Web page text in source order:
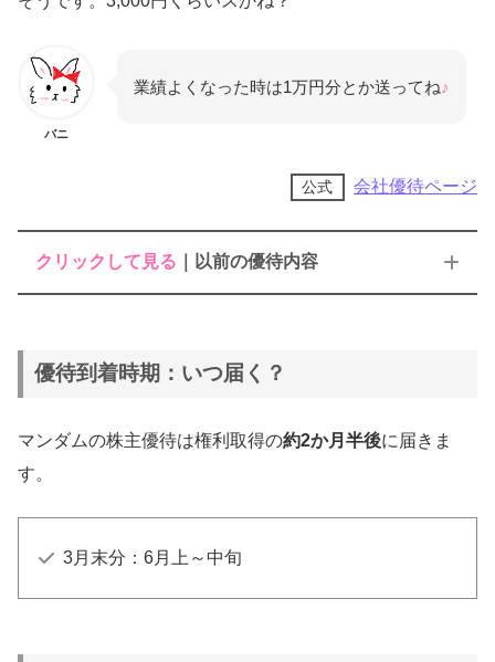
バニ
業績よくなった時は1万円分とか送ってね♪
公式 会社優待ページ
クリックして見る ｜以前の優待内容
自社商品詰め合わせ
優待到着時期：いつ届く？
マンダムの株主優待は権利取得の約2か月半後に届きま
す。
3月末分：6月上～中旬